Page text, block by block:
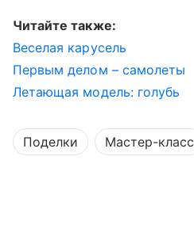
Читайте также:
Веселая карусель
Первым делом – самолеты
Летающая модель: голубь
Поделки Мастер-класс